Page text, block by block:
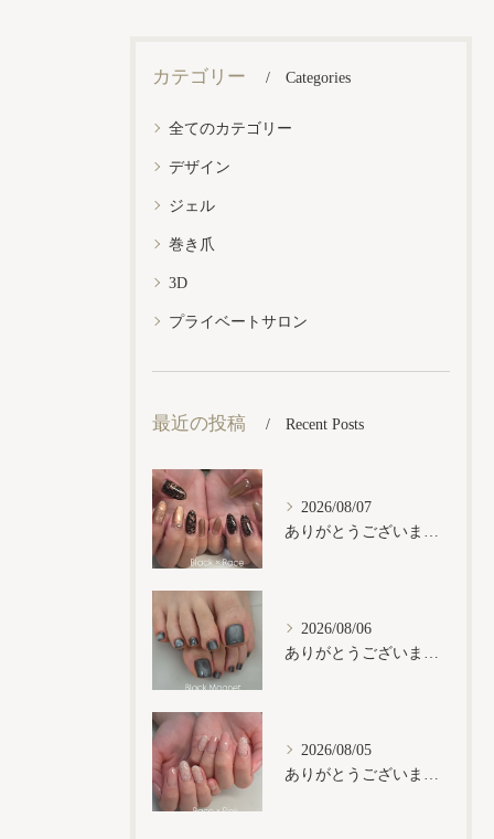
カテゴリー Categories
全てのカテゴリー
デザイン
ジェル
巻き爪
3D
プライベートサロン
最近の投稿 Recent Posts
2026/08/07
2026/08/06
2026/08/05